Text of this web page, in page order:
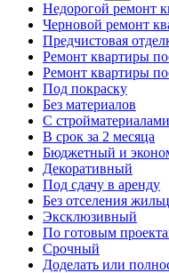
Недорогой ремонт
Черновой ремонт
Предчистовая
Ремонт квартиры
Ремонт квартиры
Под покраску
Без материалов
С стройматериалами
В срок за 2 месяца
Бюджетный и
Декоративный
Под сдачу в аренду
Без отселения
Эксклюзивный
По готовым
Срочный
Доделать или